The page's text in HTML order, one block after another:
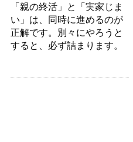
「親の終活」と「実家じま
い」は、同時に進めるのが
正解です。別々にやろうと
すると、必ず詰まります。